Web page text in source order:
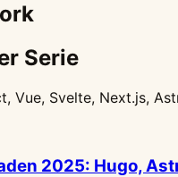
Serie
Vue, Svelte, Next.js,
2025: Hugo,